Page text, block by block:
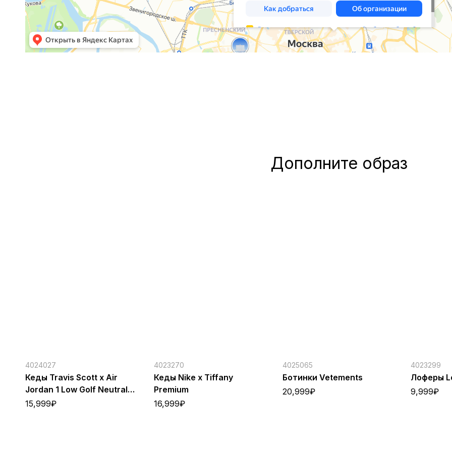
Дополните образ
4024027
Кеды Travis Scott x Air
Jordan 1 Low Golf Neutral
Olive S
15,999₽
4023270
Кеды Nike x Tiffany
Premium
16,999₽
4025065
Ботинки Vetements
20,999₽
4023299
Лоферы
9,999₽